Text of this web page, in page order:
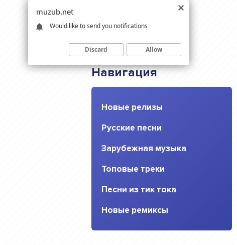
Навигация
Новые релизы
Русские песни
Зарубежная музыка
Топовые треки
Песни из тик тока
Новые ремиксы
muzub.net
Would like to send you notifications
Discard Allow